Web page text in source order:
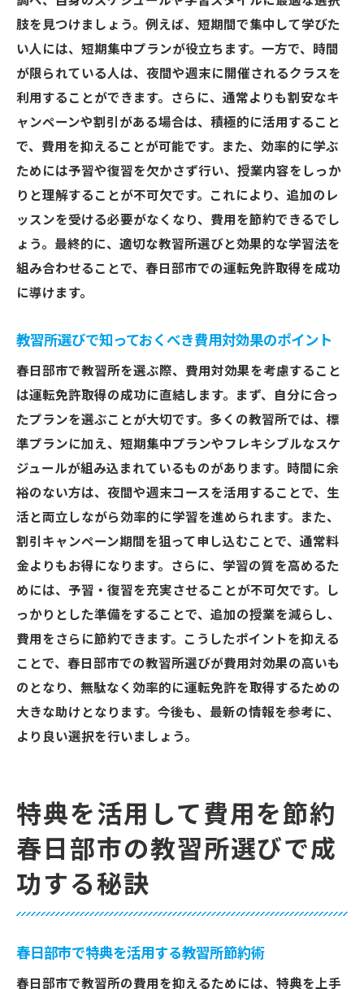
肢を見つけましょう。例えば、短期間で集中して学びた
い人には、短期集中プランが役立ちます。一方で、時間
が限られている人は、夜間や週末に開催されるクラスを
利用することができます。さらに、通常よりも割安なキ
ャンペーンや割引がある場合は、積極的に活用すること
で、費用を抑えることが可能です。また、効率的に学ぶ
ためには予習や復習を欠かさず行い、授業内容をしっか
りと理解することが不可欠です。これにより、追加のレ
ッスンを受ける必要がなくなり、費用を節約できるでし
ょう。最終的に、適切な教習所選びと効果的な学習法を
組み合わせることで、春日部市での運転免許取得を成功
に導けます。
教習所選びで知っておくべき費用対効果のポイント
春日部市で教習所を選ぶ際、費用対効果を考慮すること
は運転免許取得の成功に直結します。まず、自分に合っ
たプランを選ぶことが大切です。多くの教習所では、標
準プランに加え、短期集中プランやフレキシブルなスケ
ジュールが組み込まれているものがあります。時間に余
裕のない方は、夜間や週末コースを活用することで、生
活と両立しながら効率的に学習を進められます。また、
割引キャンペーン期間を狙って申し込むことで、通常料
金よりもお得になります。さらに、学習の質を高めるた
めには、予習・復習を充実させることが不可欠です。し
っかりとした準備をすることで、追加の授業を減らし、
費用をさらに節約できます。こうしたポイントを抑える
ことで、春日部市での教習所選びが費用対効果の高いも
のとなり、無駄なく効率的に運転免許を取得するための
大きな助けとなります。今後も、最新の情報を参考に、
より良い選択を行いましょう。
特典を活用して費用を節約
春日部市の教習所選びで成
功する秘訣
春日部市で特典を活用する教習所節約術
春日部市で教習所の費用を抑えるためには、特典を上手